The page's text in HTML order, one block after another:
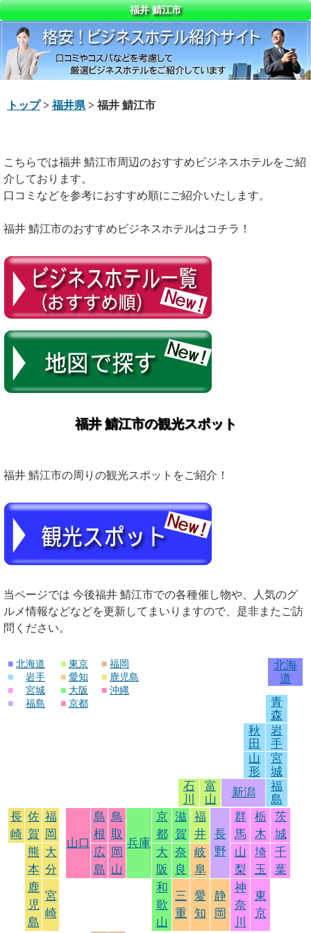
福井 鯖江市
トップ>福井県 > 福井 鯖江市
こちらでは福井 鯖江市周辺のおすすめビジネスホテルをご紹
介しております。
口コミなどを参考におすすめ順にご紹介いたします。
福井 鯖江市のおすすめビジネスホテルはコチラ！
福井 鯖江市の観光スポット
福井 鯖江市の周りの観光スポットをご紹介！
当ページでは 今後福井 鯖江市での各種催し物や、人気のグ
ルメ情報などなどを更新してまいりますので、是非またご訪
問ください。
■ 北海道
■
岩手
■
宮城
■
福島
■ 東京
■ 愛知
■ 大阪
■ 京都
■ 福岡
■ 鹿児島
■ 沖縄
北海
道
青
森
秋
田
岩
手
山
形
宮
城
石
川
富
山
新潟
福
島
長
崎
佐
賀
福
岡
山口
島
根
鳥
取
兵庫
京
都
滋
賀
福
井
長
野
群
馬
栃
木
茨
城
熊
本
大
分
広
島
岡
山
大
阪
奈
良
岐
阜
山
梨
埼
玉
千
葉
鹿
児
島
宮
崎
和
歌
山
三
重
愛
知
静
岡
神
奈
川
東
京